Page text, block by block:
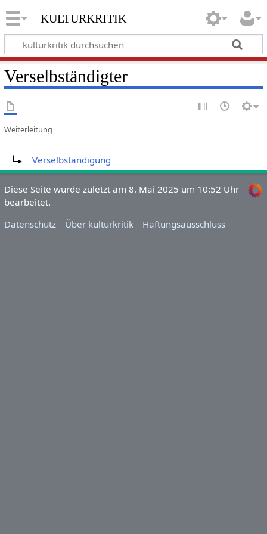
kulturkritik
Verselbständigter
Weiterleitung
Verselbständigung
Diese Seite wurde zuletzt am 8. Mai 2025 um 10:52 Uhr
bearbeitet.
Datenschutz
Über kulturkritik Haftungsausschluss